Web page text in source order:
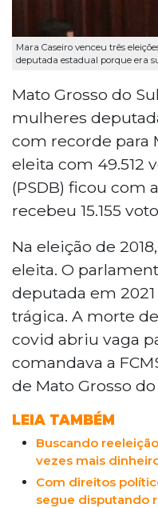
Mara Caseiro venceu três
deputada estadual porque era
Mato Grosso do
mulheres
com recorde para
eleita com 49.512
(PSDB) ficou com
recebeu 15.155
Na eleição de
eleita. O
deputada em
trágica. A morte
covid abriu vaga
comandava a
de Mato Grosso do
LEIA TAMBÉM
Buscando
vezes mais
Com direitos
segue disputando